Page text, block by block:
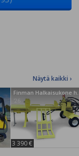
Näytä kaikki ›
'26
3 390 €